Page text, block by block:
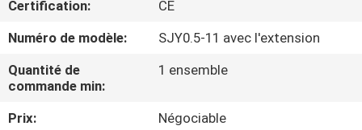
DE
NOUS
Certification:
CE
Numéro de modèle:
SJY0.5-11 avec l'extension
Quantité de
commande min:
1 ensemble
Prix:
Négociable